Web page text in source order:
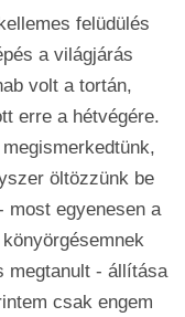
felüdülés
a világjárás
volt a tortán,
erre a hétvégére.
öltözzünk be
most egyenesen a
megtanult - állítása
csak engem